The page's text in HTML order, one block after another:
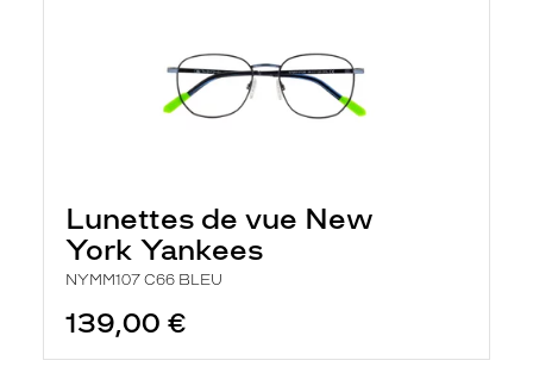
Lunettes de vue New
York Yankees
NYMM107 C66 BLEU
139,00 €